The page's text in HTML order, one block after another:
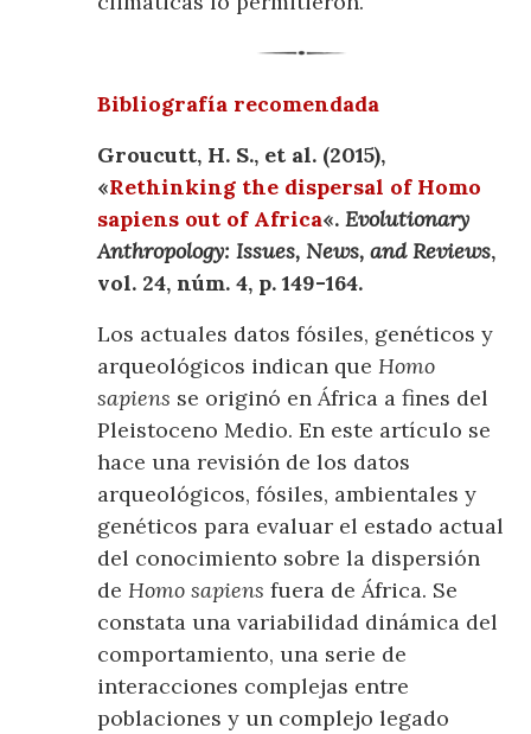
Bibliografía recomendada
Groucutt, H. S., et al. (2015),
«Rethinking the dispersal of Homo
sapiens out of Africa«. Evolutionary
Anthropology: Issues, News, and Reviews,
vol. 24, núm. 4, p. 149-164.
Los actuales datos fósiles, genéticos y
arqueológicos indican que Homo
sapiens se originó en África a fines del
Pleistoceno Medio. En este artículo se
hace una revisión de los datos
arqueológicos, fósiles, ambientales y
genéticos para evaluar el estado actual
del conocimiento sobre la dispersión
de Homo sapiens fuera de África. Se
constata una variabilidad dinámica del
comportamiento, una serie de
interacciones complejas entre
poblaciones y un complejo legado